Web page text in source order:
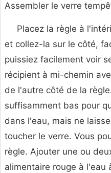
Assembler le verre
Placez la règle à
et collez-la sur le côté,
puissiez facilement voir
récipient à mi-chemin
de l'autre côté de la
suffisamment bas pour
dans l'eau, mais ne
toucher le verre. Vous
règle. Ajouter une ou
alimentaire rouge à